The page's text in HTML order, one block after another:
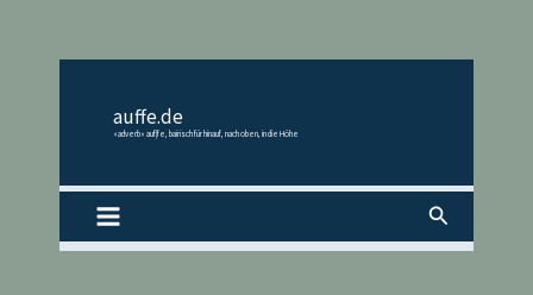
auffe.de
«adverb» auf|fe, bairisch für hinauf, nach oben, in die Höhe
Suchen